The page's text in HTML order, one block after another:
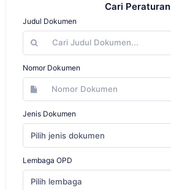
Cari Peraturan
Judul Dokumen
Nomor Dokumen
Jenis Dokumen
Pilih jenis dokumen
Lembaga OPD
Pilih lembaga